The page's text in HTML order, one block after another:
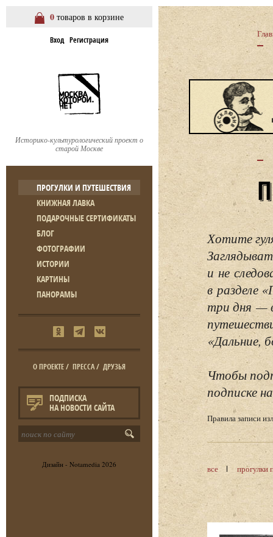
0 товаров в корзине
Вход Регистрация
Историко-культурологический проект о
старой Москве
ПРОГУЛКИ И ПУТЕШЕСТВИЯ
КНИЖНАЯ ЛАВКА
ПОДАРОЧНЫЕ СЕРТИФИКАТЫ
БЛОГ
ФОТОГРАФИИ
ИСТОРИИ
КАРТИНЫ
ПАНОРАМЫ
О ПРОЕКТЕ/ ПРЕССА/ ДРУЗЬЯ
ПОДПИСКА
НА НОВОСТИ САЙТА
Дизайн - Notamedia 2026
Хотите
и не
в разделе
три дня —
«Дальние,
Чтобы
подписке
Правила записи
все прогулки